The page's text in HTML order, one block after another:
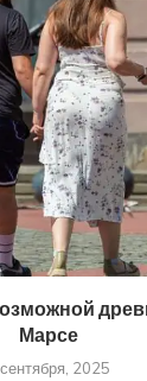
Марсе
2025